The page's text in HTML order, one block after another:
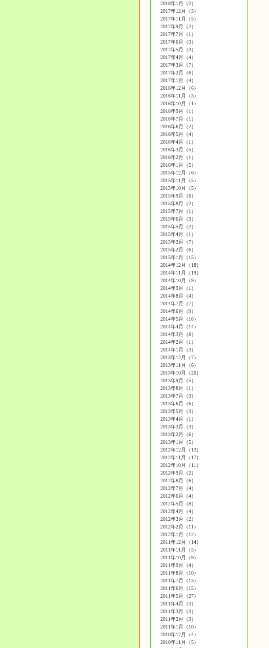
2018年1月（2）
2017年12月（3）
2017年11月（5）
2017年9月（2）
2017年7月（1）
2017年6月（3）
2017年5月（3）
2017年4月（4）
2017年3月（7）
2017年2月（6）
2017年1月（4）
2016年12月（6）
2016年11月（3）
2016年10月（1）
2016年9月（1）
2016年7月（1）
2016年6月（2）
2016年5月（4）
2016年4月（1）
2016年3月（5）
2016年2月（1）
2016年1月（5）
2015年12月（6）
2015年11月（5）
2015年10月（5）
2015年9月（6）
2015年8月（2）
2015年7月（1）
2015年6月（3）
2015年5月（2）
2015年4月（1）
2015年3月（7）
2015年2月（6）
2015年1月（15）
2014年12月（18）
2014年11月（19）
2014年10月（9）
2014年9月（1）
2014年8月（4）
2014年7月（7）
2014年6月（9）
2014年5月（16）
2014年4月（14）
2014年3月（8）
2014年2月（1）
2014年1月（3）
2013年12月（7）
2013年11月（6）
2013年10月（20）
2013年9月（5）
2013年8月（1）
2013年7月（3）
2013年6月（6）
2013年5月（3）
2013年4月（1）
2013年3月（3）
2013年2月（6）
2013年1月（5）
2012年12月（13）
2012年11月（17）
2012年10月（11）
2012年9月（2）
2012年8月（6）
2012年7月（4）
2012年6月（4）
2012年5月（8）
2012年4月（4）
2012年3月（2）
2012年2月（11）
2012年1月（12）
2011年12月（14）
2011年11月（5）
2011年10月（9）
2011年9月（4）
2011年8月（10）
2011年7月（13）
2011年6月（15）
2011年5月（27）
2011年4月（3）
2011年3月（3）
2011年2月（3）
2011年1月（10）
2010年12月（4）
2010年11月（5）